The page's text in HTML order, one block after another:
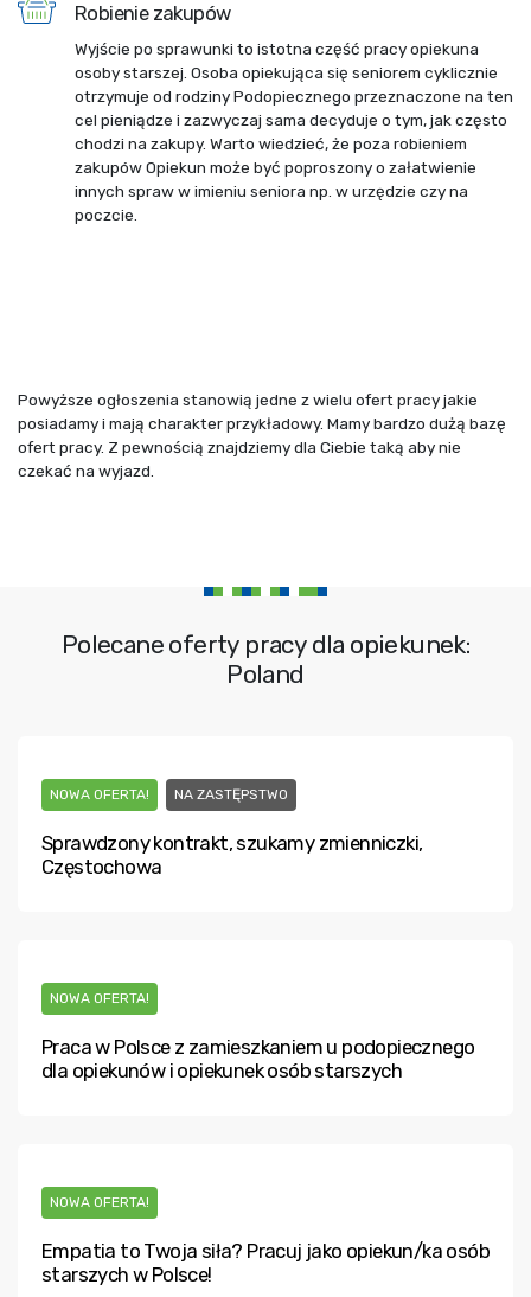
Robienie zakupów
Wyjście po sprawunki to istotna część pracy opiekuna
osoby starszej. Osoba opiekująca się seniorem cyklicznie
otrzymuje od rodziny Podopiecznego przeznaczone na ten
cel pieniądze i zazwyczaj sama decyduje o tym, jak często
chodzi na zakupy. Warto wiedzieć, że poza robieniem
zakupów Opiekun może być poproszony o załatwienie
innych spraw w imieniu seniora np. w urzędzie czy na
poczcie.
Powyższe ogłoszenia stanowią jedne z wielu ofert pracy jakie
posiadamy i mają charakter przykładowy. Mamy bardzo dużą bazę
ofert pracy. Z pewnością znajdziemy dla Ciebie taką aby nie
czekać na wyjazd.
Polecane oferty pracy dla opiekunek:
Poland
NOWA OFERTA! NA ZASTĘPSTWO
Sprawdzony kontrakt, szukamy zmienniczki,
Częstochowa
NOWA OFERTA!
Praca w Polsce z zamieszkaniem u podopiecznego
dla opiekunów i opiekunek osób starszych
NOWA OFERTA!
Empatia to Twoja siła? Pracuj jako opiekun/ka osób
starszych w Polsce!